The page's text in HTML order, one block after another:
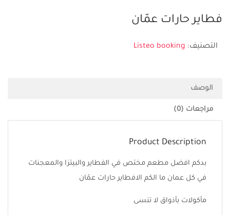
فطاير حارات عمّان
التصنيف: Listeo booking
الوصف
مراجعات (0)
Product Description
بدكم افضل مطعم مختص في الفطاير والبيتزا والمعجنات
في كل عمان ما الكم الافطاير حارات عمّان
مأكولات بأذواق لا تنسى